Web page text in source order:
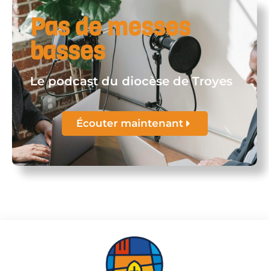
Pas de messes
basses
Le podcast du diocèse de Troyes
Écouter maintenant